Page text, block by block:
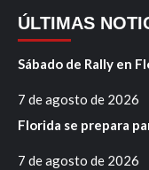
ÚLTIMAS
Sábado de Rally en
7 de agosto de 2026
Florida se prepara
7 de agosto de 2026